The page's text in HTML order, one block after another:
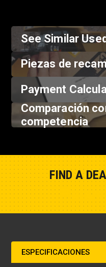
See Similar
Piezas de
Payment
Comparación
competencia
FIND A
ESPECIFICACIONES